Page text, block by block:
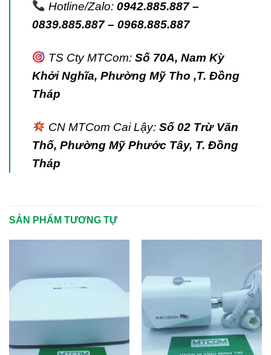
Hotline/Zalo: 0942.885.887 –
0839.885.887 – 0968.885.887
TS Cty MTCom: Số 70A, Nam Kỳ
Khởi Nghĩa, Phường Mỹ Tho ,T. Đồng
Tháp
CN MTCom Cai Lậy: Số 02 Trừ Văn
Thố, Phường Mỹ Phước Tây, T. Đồng
Tháp
SẢN PHẨM TƯƠNG TỰ